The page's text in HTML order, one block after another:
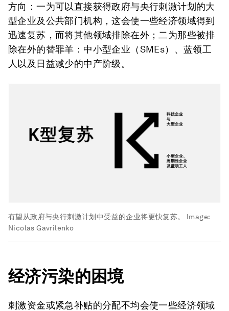
方向：一为可以直接获得政府与央行刺激计划的大
型企业及公共部门机构，这会使一些经济领域得到
迅速复苏，而将其他领域排除在外；二为那些被排
除在外的替罪羊：中小型企业（SMEs）、蓝领工
人以及日益减少的中产阶级。
有望从政府与央行刺激计划中受益的企业将更快复苏。
Image:
Nicolas Gavrilenko
经济污染的困境
刺激资金或紧急补贴的分配不均会使一些经济领域